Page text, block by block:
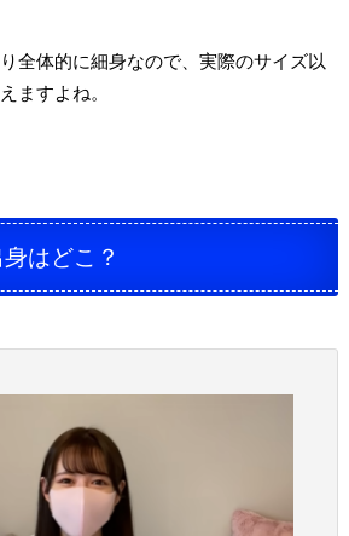
全体的に細身なので、実際のサイズ以
ますよね。
はどこ？